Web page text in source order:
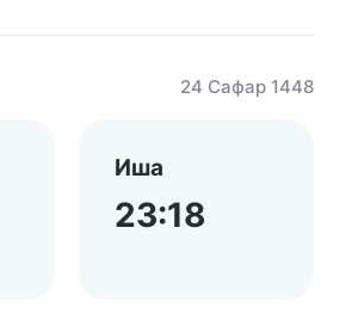
24 Сафар 1448
Иша
23:18